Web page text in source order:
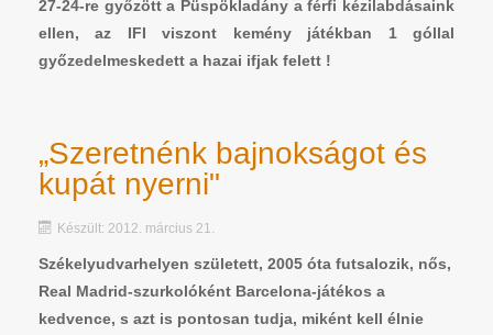
27-24-re győzött a Püspökladány a férfi kézilabdásaink
ellen, az IFI viszont kemény játékban 1 góllal
győzedelmeskedett a hazai ifjak felett !
„Szeretnénk bajnokságot és
kupát nyerni"
Készült: 2012. március 21.
Székelyudvarhelyen született, 2005 óta futsalozik, nős,
Real Madrid-szurkolóként Barcelona-játékos a
kedvence, s azt is pontosan tudja, miként kell élnie